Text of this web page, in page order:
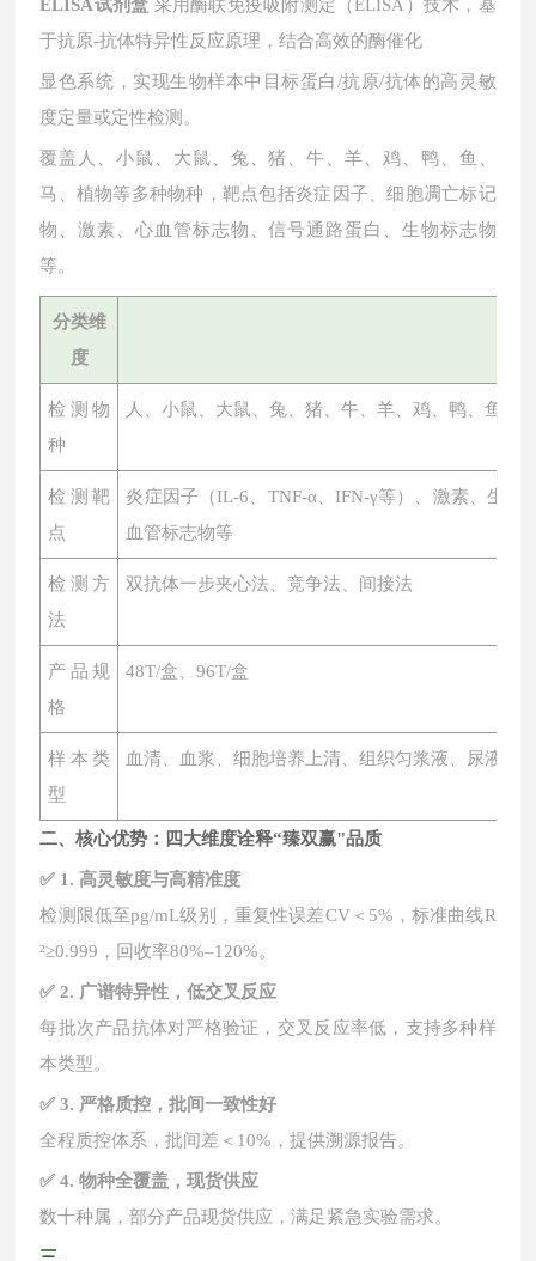
ELISA试剂盒 采用酶联免疫吸附测定（ELISA）技术，基
于抗原-抗体特异性反应原理，结合高效的酶催化
显色系统，实现生物样本中目标蛋白/抗原/抗体的高灵敏
度定量或定性检测。
覆盖人、小鼠、大鼠、兔、猪、牛、羊、鸡、鸭、鱼、
马、植物等多种物种，靶点包括炎症因子、细胞凋亡标记
物、激素、心血管标志物、信号通路蛋白、生物标志物
等。
分类维
度
检测物
种
人、小鼠、大鼠、兔、猪、牛、羊、鸡、鸭、鱼、
检测靶
点
炎症因子（IL-6、TNF-α、IFN-γ等）、激素、生物
血管标志物等
检测方
法
双抗体一步夹心法、竞争法、间接法
产品规
格
48T/盒、96T/盒
样本类
型
血清、血浆、细胞培养上清、组织匀浆液、尿液、
二、核心优势：四大维度诠释“臻双赢"品质
✅ 1. 高灵敏度与高精准度
检测限低至pg/mL级别，重复性误差CV＜5%，标准曲线R
²≥0.999，回收率80%–120%。
✅ 2. 广谱特异性，低交叉反应
每批次产品抗体对严格验证，交叉反应率低，支持多种样
本类型。
✅ 3. 严格质控，批间一致性好
全程质控体系，批间差＜ 10%，提供溯源报告。
✅ 4. 物种全覆盖，现货供应
数十种属，部分产品现货供应，满足紧急实验需求。